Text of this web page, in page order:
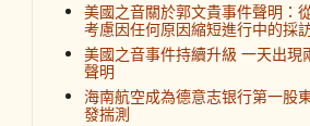
美國之音關於郭文貴事件聲明：
考慮因任何原因縮短進行中的採
美國之音事件持續升級 一天出現
聲明
海南航空成為德意志银行第一股
發揣測